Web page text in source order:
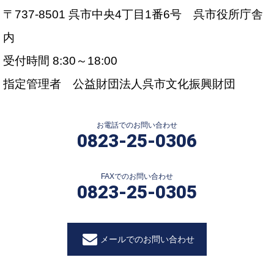
〒737-8501 呉市中央4丁目1番6号 呉市役所庁舎
内
受付時間 8:30～18:00
指定管理者 公益財団法人呉市文化振興財団
お電話でのお問い合わせ
0823-25-0306
FAXでのお問い合わせ
0823-25-0305
メールでのお問い合わせ